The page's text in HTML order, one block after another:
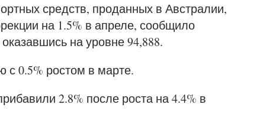
средств, проданных в Австралии,
на 1.5% в апреле, сообщило
на уровне 94,888.
с 0.5% ростом в марте.
2.8% после роста на 4.4% в